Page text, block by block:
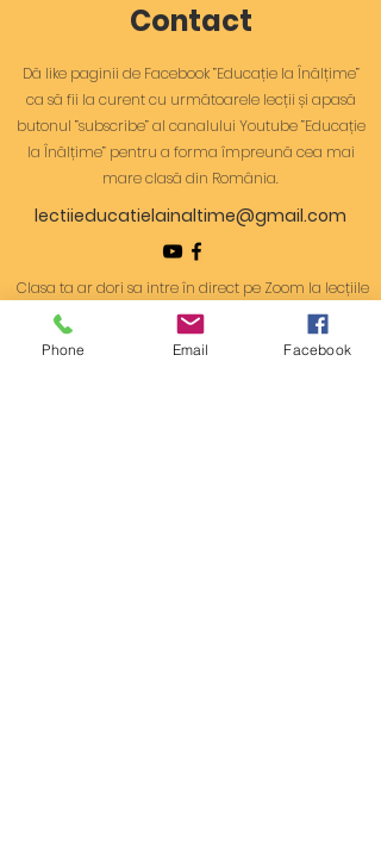
Contact
Dă like paginii de Facebook ”Educație la Înălțime”
ca să fii la curent cu următoarele lecții și apasă
butonul ”subscribe” al canalului Youtube ”Educație
la Înălțime” pentru a forma împreună cea mai
mare clasă din România.
lectiieducatielainaltime@gmail.com
Clasa ta ar dori sa intre în direct pe Zoom la lecțiile
”Educație la Înălțime”?
Spune-ne de ce și lasă-ne datele tale de contact!
Phone Email Facebook